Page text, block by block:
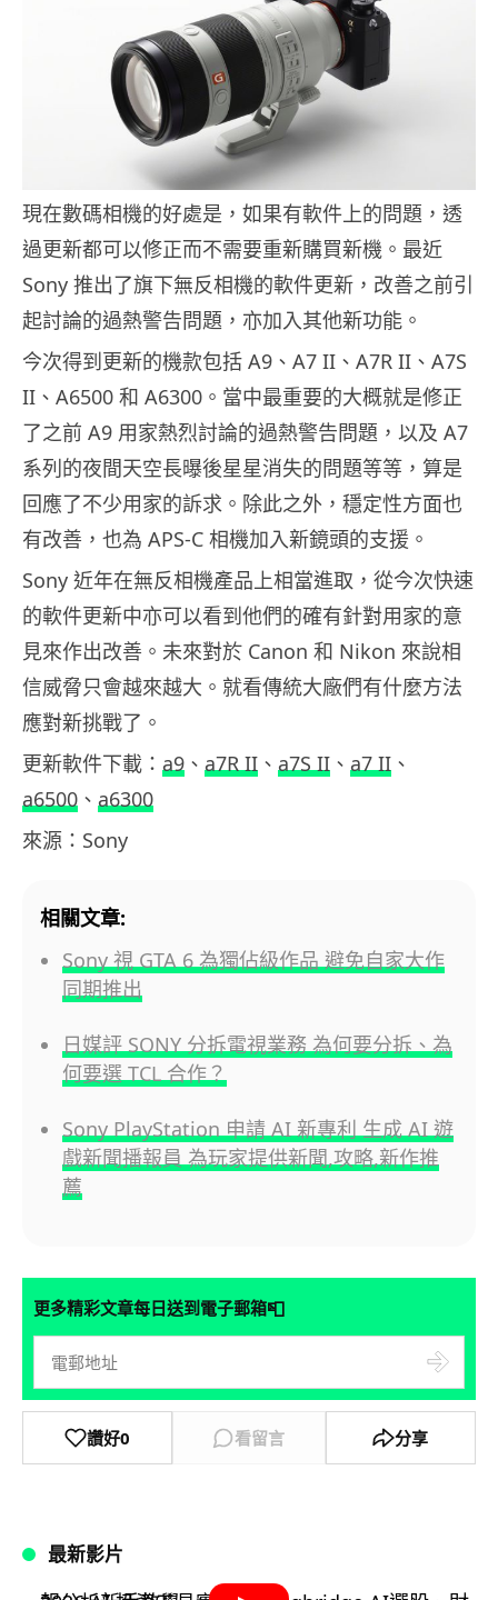
現在數碼相機的好處是，如果有軟件上的問題，透
過更新都可以修正而不需要重新購買新機。最近
Sony 推出了旗下無反相機的軟件更新，改善之前引
起討論的過熱警告問題，亦加入其他新功能。
今次得到更新的機款包括 A9、A7 II、A7R II、A7S
II、A6500 和 A6300。當中最重要的大概就是修正
了之前 A9 用家熱烈討論的過熱警告問題，以及 A7
系列的夜間天空長曝後星星消失的問題等等，算是
回應了不少用家的訴求。除此之外，穩定性方面也
有改善，也為 APS-C 相機加入新鏡頭的支援。
Sony 近年在無反相機產品上相當進取，從今次快速
的軟件更新中亦可以看到他們的確有針對用家的意
見來作出改善。未來對於 Canon 和 Nikon 來說相
信威脅只會越來越大。就看傳統大廠們有什麼方法
應對新挑戰了。
更新軟件下載： a9 、 a7R II 、 a7S II 、 a7 II 、
a6500 、 a6300
來源：Sony
相關文章:
Sony 視 GTA 6 為獨佔級作品 避免自家大作
同期推出
日媒評 SONY 分拆電視業務 為何要分拆、為
何要選 TCL 合作？
Sony PlayStation 申請 AI 新專利 生成 AI 遊
戲新聞播報員 為玩家提供新聞,攻略,新作推
薦
更多精彩文章每日送到電子郵箱📮
讚好0 看留言 分享
最新影片